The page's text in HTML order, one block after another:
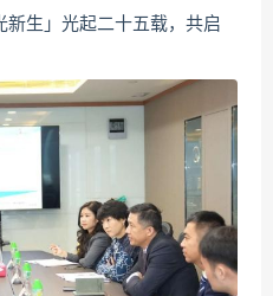
新生」光起二十五载，共启